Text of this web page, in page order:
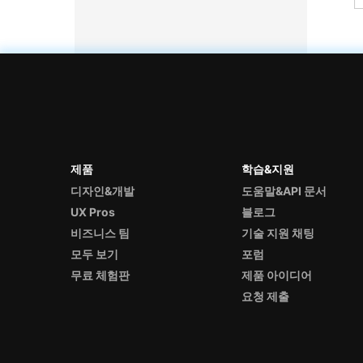
제품
디자인&개발
UX Pros
비즈니스 팀
모두 보기
무료 체험판
학습&지원
도움말&API 문서
블로그
기술 지원 채팅
포럼
제품 아이디어
요청 제출